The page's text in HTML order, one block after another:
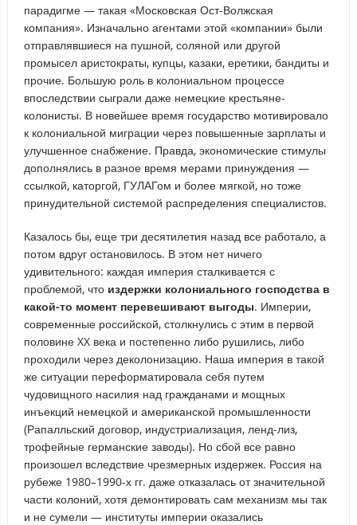
парадигме — такая «Московская Ост-Волжская
компания». Изначально агентами этой «компании» были
отправлявшиеся на пушной, соляной или другой
промысел аристократы, купцы, казаки, еретики, бандиты и
прочие. Большую роль в колониальном процессе
впоследствии сыграли даже немецкие крестьяне-
колонисты. В новейшее время государство мотивировало
к колониальной миграции через повышенные зарплаты и
улучшенное снабжение. Правда, экономические стимулы
дополнялись в разное время мерами принуждения —
ссылкой, каторгой, ГУЛАГом и более мягкой, но тоже
принудительной системой распределения специалистов.
Казалось бы, еще три десятилетия назад все работало, а
потом вдруг остановилось. В этом нет ничего
удивительного: каждая империя сталкивается с
проблемой, что издержки колониального господства в
какой-то момент перевешивают выгоды. Империи,
современные российской, столкнулись с этим в первой
половине XX века и постепенно либо рушились, либо
проходили через деколонизацию. Наша империя в такой
же ситуации переформатировала себя путем
чудовищного насилия над гражданами и мощных
инъекций немецкой и американской промышленности
(Рапалльский договор, индустриализация, ленд-лиз,
трофейные германские заводы). Но сбой все равно
произошел вследствие чрезмерных издержек. Россия на
рубеже 1980–1990-х гг. даже отказалась от значительной
части колоний, хотя демонтировать сам механизм мы так
и не сумели — институты империи оказались